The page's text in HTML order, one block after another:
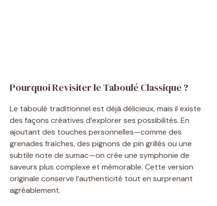
Pourquoi Revisiter le Taboulé Classique ?
Le taboulé traditionnel est déjà délicieux, mais il existe
des façons créatives d’explorer ses possibilités. En
ajoutant des touches personnelles—comme des
grenades fraîches, des pignons de pin grillés ou une
subtile note de sumac—on crée une symphonie de
saveurs plus complexe et mémorable. Cette version
originale conserve l’authenticité tout en surprenant
agréablement.